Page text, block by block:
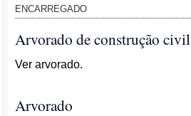
ENCARREGADO
Arvorado de construção civil
Ver arvorado.
Arvorado